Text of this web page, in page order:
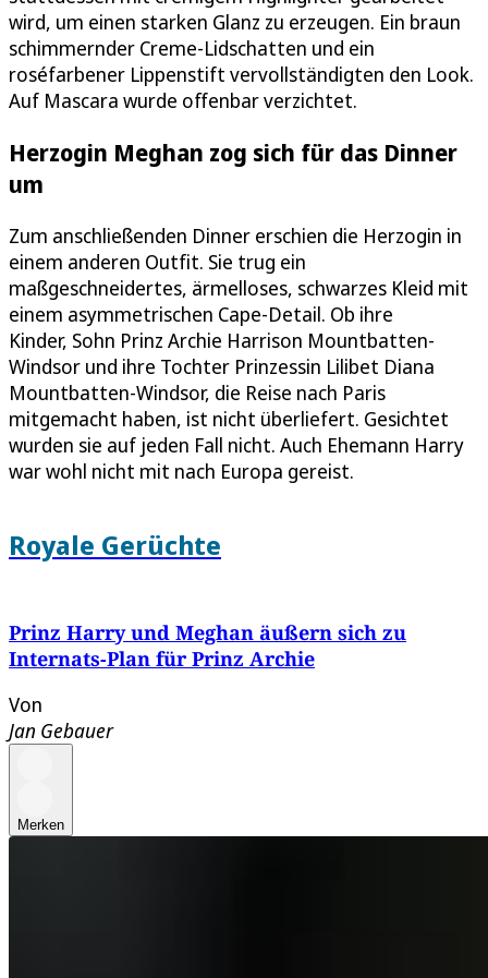
wird, um einen starken Glanz zu erzeugen. Ein braun
schimmernder Creme-Lidschatten und ein
roséfarbener Lippenstift vervollständigten den Look.
Auf Mascara wurde offenbar verzichtet.
Herzogin Meghan zog sich für das Dinner
um
Zum anschließenden Dinner erschien die Herzogin in
einem anderen Outfit. Sie trug ein
maßgeschneidertes, ärmelloses, schwarzes Kleid mit
einem asymmetrischen Cape-Detail. Ob ihre
Kinder, Sohn Prinz Archie Harrison Mountbatten-
Windsor und ihre Tochter Prinzessin Lilibet Diana
Mountbatten-Windsor, die Reise nach Paris
mitgemacht haben, ist nicht überliefert. Gesichtet
wurden sie auf jeden Fall nicht. Auch Ehemann Harry
war wohl nicht mit nach Europa gereist.
Royale Gerüchte
Prinz Harry und Meghan äußern sich zu
Internats-Plan für Prinz Archie
Von
Jan Gebauer
Merken